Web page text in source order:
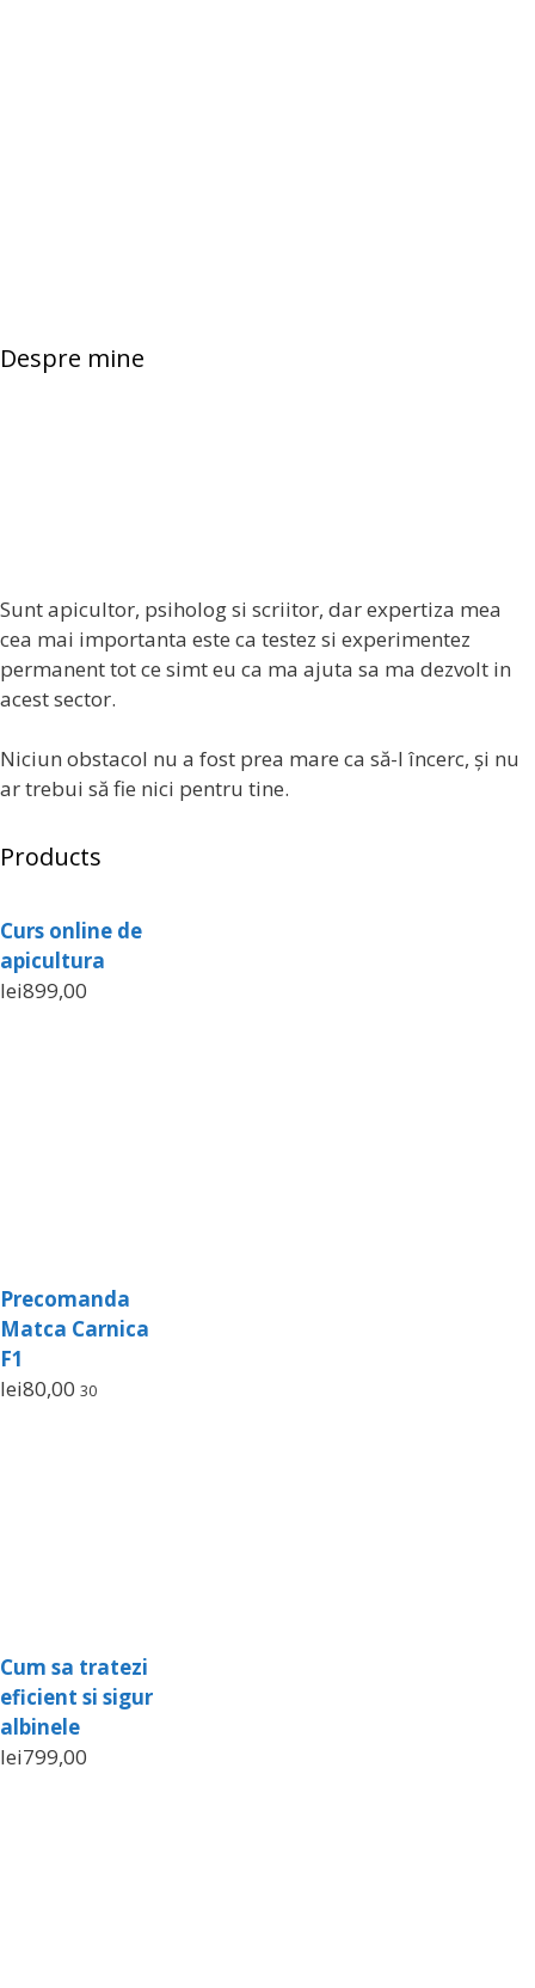
Despre mine
Sunt apicultor, psiholog si scriitor, dar expertiza mea
cea mai importanta este ca testez si experimentez
permanent tot ce simt eu ca ma ajuta sa ma dezvolt in
acest sector.
Niciun obstacol nu a fost prea mare ca să-l încerc, și nu
ar trebui să fie nici pentru tine.
Products
Curs online de
apicultura
lei899,00
Precomanda
Matca Carnica
F1
lei80,00 30
Cum sa tratezi
eficient si sigur
albinele
lei799,00